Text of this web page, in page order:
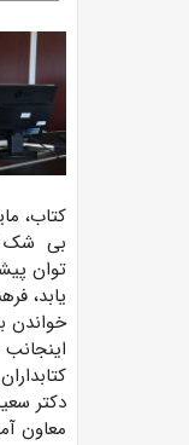
کتاب،
بی شک
توان
یابد،
خواندن
دکتر
معاون